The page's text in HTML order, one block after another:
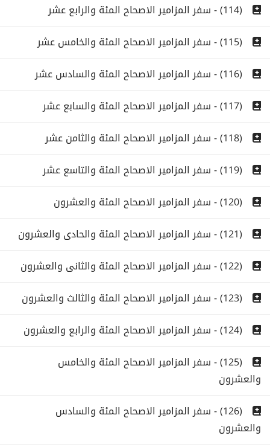
(114) - سفر المزامير الاصحاح المئة والرابع عشر
(115) - سفر المزامير الاصحاح المئة والخامس عشر
(116) - سفر المزامير الاصحاح المئة والسادس عشر
(117) - سفر المزامير الاصحاح المئة والسابع عشر
(118) - سفر المزامير الاصحاح المئة والثامن عشر
(119) - سفر المزامير الاصحاح المئة والتاسع عشر
(120) - سفر المزامير الاصحاح المئة والعشرون
(121) - سفر المزامير الاصحاح المئة والحادى والعشرون
(122) - سفر المزامير الاصحاح المئة والثانى والعشرون
(123) - سفر المزامير الاصحاح المئة والثالث والعشرون
(124) - سفر المزامير الاصحاح المئة والرابع والعشرون
(125) - سفر المزامير الاصحاح المئة والخامس
والعشرون
(126) - سفر المزامير الاصحاح المئة والسادس
والعشرون